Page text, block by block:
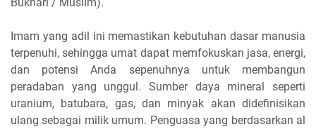
Imam yang adil ini memastikan kebutuhan dasar manusia
terpenuhi, sehingga umat dapat memfokuskan jasa, energi,
dan potensi Anda sepenuhnya untuk membangun
peradaban yang unggul. Sumber daya mineral seperti
uranium, batubara, gas, dan minyak akan didefinisikan
ulang sebagai milik umum. Penguasa yang berdasarkan al